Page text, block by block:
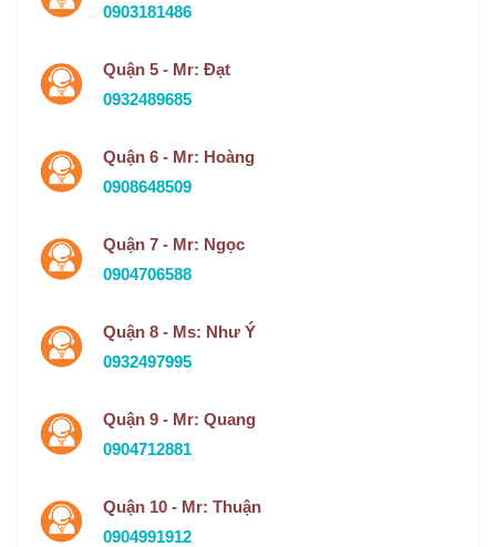
0903181486
Quận 5 - Mr: Đạt
0932489685
Quận 6 - Mr: Hoàng
0908648509
Quận 7 - Mr: Ngọc
0904706588
Quận 8 - Ms: Như Ý
0932497995
Quận 9 - Mr: Quang
0904712881
Quận 10 - Mr: Thuận
0904991912